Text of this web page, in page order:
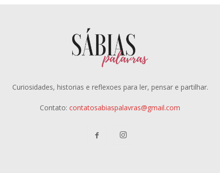
Curiosidades, historias e reflexoes para ler, pensar e partilhar.
Contato: contatosabiaspalavras@gmail.com